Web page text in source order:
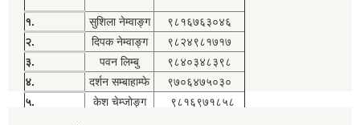
१. सुशिला नेम्वाङ्ग
९८१६७६३०४६
२.
दिपक नेम्वाङ्ग
९८२४९८१७१७
३.
पवन लिम्बु
९८४०३४८३९८
४.
दर्शन सम्बाहाम्फे
९७०६४७५०३०
५.
केश चेम्जोङ्ग ९८१६९७१८५८